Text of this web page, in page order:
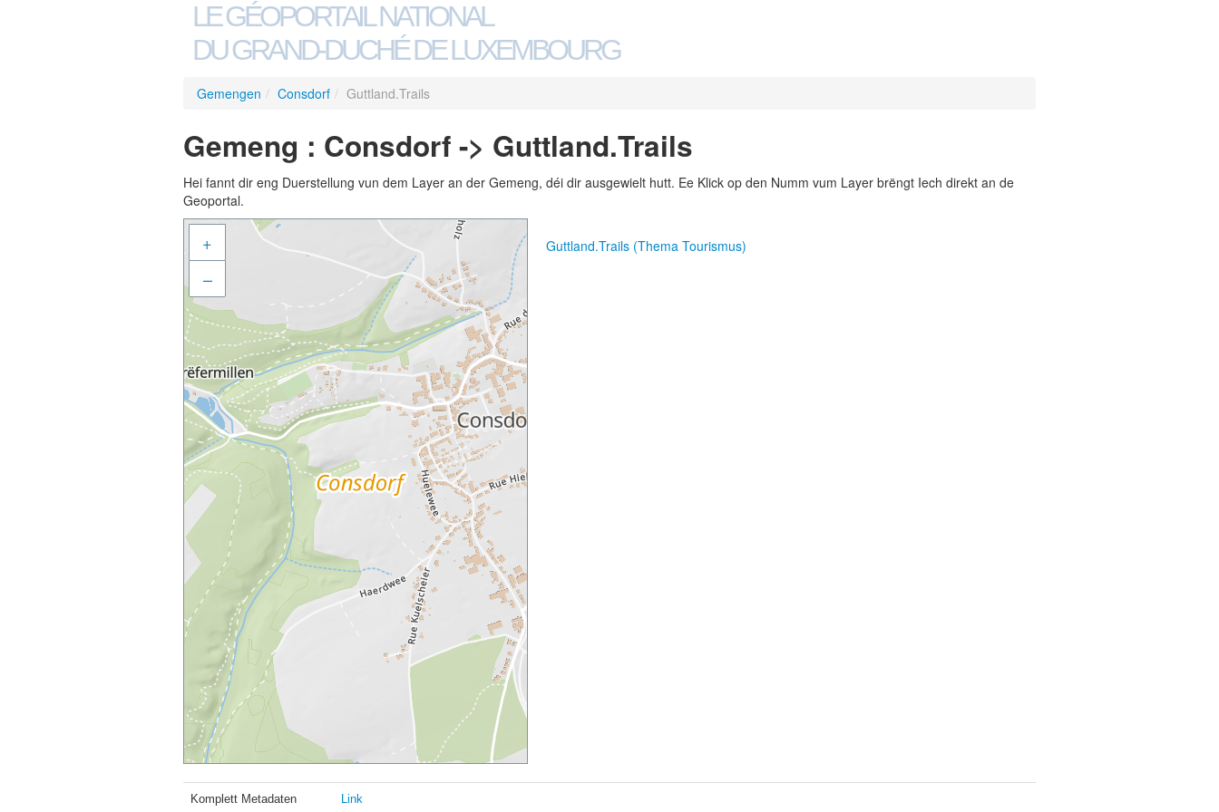
LE GÉOPORTAIL NATIONAL
DU GRAND-DUCHÉ DE LUXEMBOURG
Gemengen / Consdorf / Guttland.Trails
Gemeng : Consdorf -> Guttland.Trails
Hei fannt dir eng Duerstellung vun dem Layer an der Gemeng, déi dir ausgewielt hutt. Ee Klick op den Numm vum Layer brëngt Iech direkt an de
Geoportal.
+
–
Guttland.Trails (Thema Tourismus)
Komplett Metadaten Link